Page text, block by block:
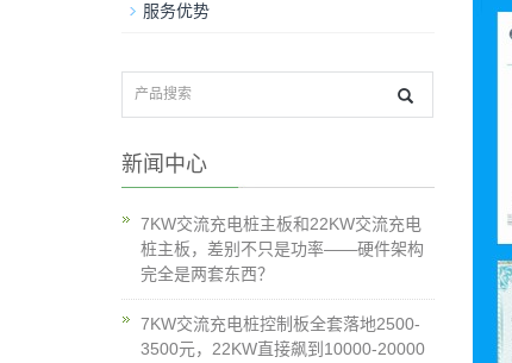
服务优势
新闻中心
7KW交流充电桩主板和22KW交流充电
桩主板，差别不只是功率——硬件架构
完全是两套东西？
7KW交流充电桩控制板全套落地2500-
3500元，22KW直接飙到10000-20000